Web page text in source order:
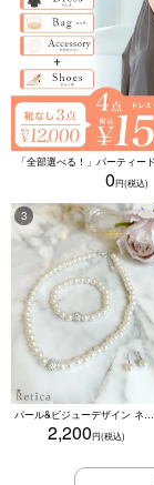
0
パール&ビジューデザイン ネックレス×ピアス×ブレスレット アクセサリー3set
2,200